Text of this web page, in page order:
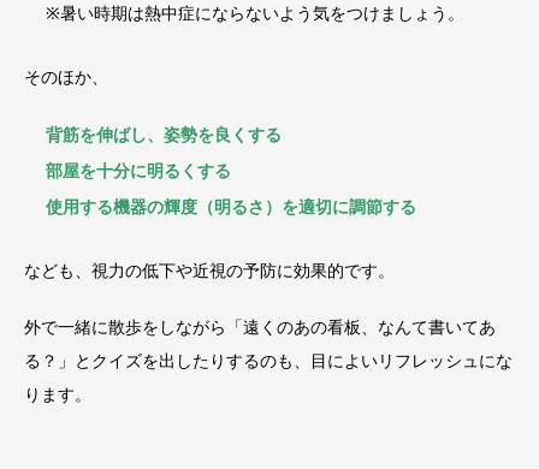
※暑い時期は熱中症にならないよう気をつけましょう。
そのほか、
背筋を伸ばし、姿勢を良くする
部屋を十分に明るくする
使用する機器の輝度（明るさ）を適切に調節する
なども、視力の低下や近視の予防に効果的です。
外で一緒に散歩をしながら「遠くのあの看板、なんて書いてあ
る？」とクイズを出したりするのも、目によいリフレッシュにな
ります。